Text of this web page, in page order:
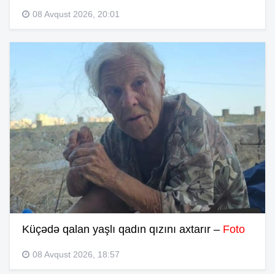
08 Avqust 2026, 20:01
Küçədə qalan yaşlı qadın qızını axtarır – Foto
08 Avqust 2026, 18:57